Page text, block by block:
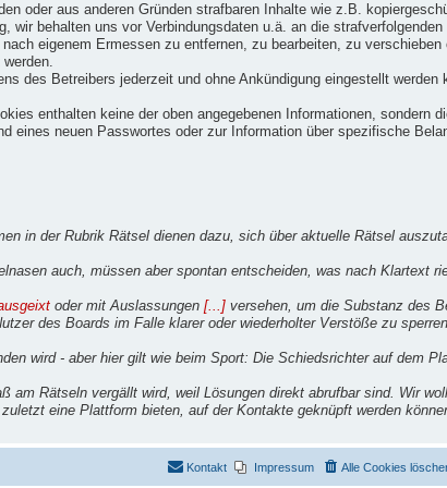
oder aus anderen Gründen strafbaren Inhalte wie z.B.
wir behalten uns vor Verbindungsdaten u.ä. an die strafverfolgenden
eigenem Ermessen zu entfernen, zu bearbeiten, zu verschieben
des Betreibers jederzeit und ohne Ankündigung eingestellt werden
enthalten keine der oben angegebenen Informationen, sondern
eines neuen Passwortes oder zur Information über spezifische
in der Rubrik Rätsel dienen dazu, sich über aktuelle Rätsel
auch, müssen aber spontan entscheiden, was nach Klartext
oder mit Auslassungen [...] versehen, um die Substanz des
des Boards im Falle klarer oder wiederholter Verstöße zu
wird - aber hier gilt wie beim Sport: Die Schiedsrichter auf dem
Rätseln vergällt wird, weil Lösungen direkt abrufbar sind. Wir
eine Plattform bieten, auf der Kontakte geknüpft werden
Alle Cookies
Impressum
Kontakt